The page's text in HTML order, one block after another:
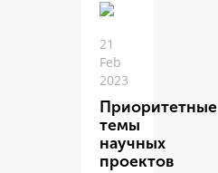
21
Feb
2023
Приоритетные
темы
научных
проектов